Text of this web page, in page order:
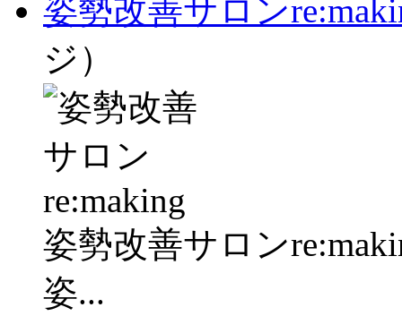
姿勢改善サロン
ジ）
姿勢改善サロン
姿...